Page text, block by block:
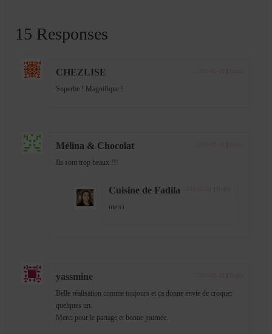
15 Responses
CHEZLISE
Superbe ! Magnifique !
Mélina & Chocolat
Ils sont trop beaux !!!
Cuisine de Fadila
merci
yassmine
Belle réalisation comme toujours et ça donne envie de croquer
quelques un.
Merci pour le partage et bonne journée.